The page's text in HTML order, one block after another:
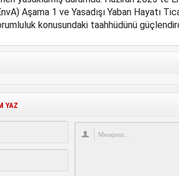
Aşama 1 ve Yasadışı Yaban Hayatı
konusundaki taahhüdünü
YAZ